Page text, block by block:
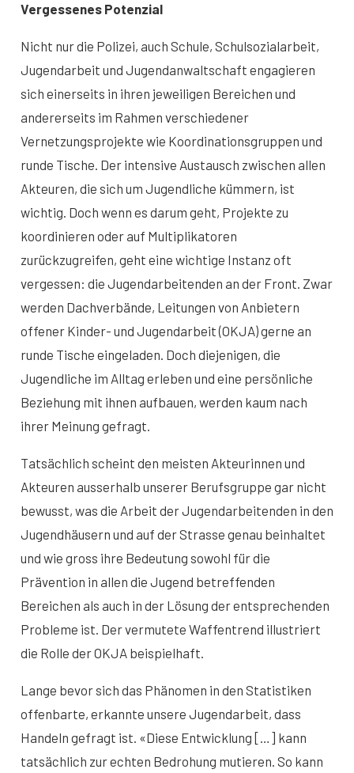
Vergessenes Potenzial
Nicht nur die Polizei, auch Schule, Schulsozialarbeit,
Jugendarbeit und Jugendanwaltschaft engagieren
sich einerseits in ihren jeweiligen Bereichen und
andererseits im Rahmen verschiedener
Vernetzungsprojekte wie Koordinationsgruppen und
runde Tische. Der intensive Austausch zwischen allen
Akteuren, die sich um Jugendliche kümmern, ist
wichtig. Doch wenn es darum geht, Projekte zu
koordinieren oder auf Multiplikatoren
zurückzugreifen, geht eine wichtige Instanz oft
vergessen: die Jugendarbeitenden an der Front. Zwar
werden Dachverbände, Leitungen von Anbietern
offener Kinder- und Jugendarbeit (OKJA) gerne an
runde Tische eingeladen. Doch diejenigen, die
Jugendliche im Alltag erleben und eine persönliche
Beziehung mit ihnen aufbauen, werden kaum nach
ihrer Meinung gefragt.
Tatsächlich scheint den meisten Akteurinnen und
Akteuren ausserhalb unserer Berufsgruppe gar nicht
bewusst, was die Arbeit der Jugendarbeitenden in den
Jugendhäusern und auf der Strasse genau beinhaltet
und wie gross ihre Bedeutung sowohl für die
Prävention in allen die Jugend betreffenden
Bereichen als auch in der Lösung der entsprechenden
Probleme ist. Der vermutete Waffentrend illustriert
die Rolle der OKJA beispielhaft.
Lange bevor sich das Phänomen in den Statistiken
offenbarte, erkannte unsere Jugendarbeit, dass
Handeln gefragt ist. «Diese Entwicklung […] kann
tatsächlich zur echten Bedrohung mutieren. So kann